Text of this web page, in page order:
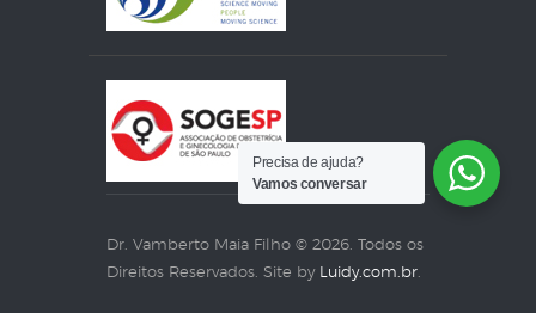
Dr. Vamberto Maia Filho © 2026. Todos os
Direitos Reservados. Site by
Luidy.com.br
Precisa de ajuda?
Vamos conversar